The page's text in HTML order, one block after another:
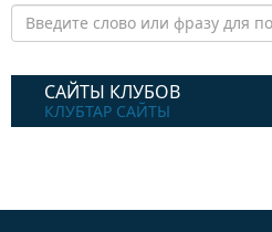
САЙТЫ КЛУБОВ
КЛУБТАР САЙТЫ